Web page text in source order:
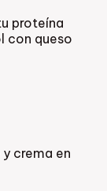
proteína
con queso
crema en